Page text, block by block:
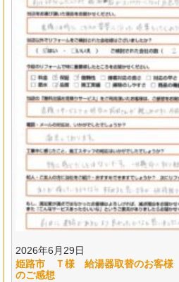
2026年6月29日
姫路市 Ｔ様 給湯器取替のお客様
のご感想